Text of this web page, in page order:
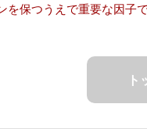
保つうえで重要な因子で
ト